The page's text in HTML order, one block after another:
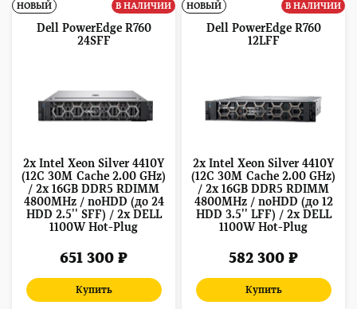
Dell PowerEdge R760
24SFF
2x Intel Xeon Silver 4410Y
(12C 30M Cache 2.00 GHz)
/ 2x 16GB DDR5 RDIMM
4800MHz / noHDD (до 24
HDD 2.5'' SFF) / 2x DELL
1100W Hot-Plug
651 300 ₽
Купить
НОВЫЙ В НАЛИЧИИ
Dell PowerEdge R760
12LFF
2x Intel Xeon Silver 4410Y
(12C 30M Cache 2.00 GHz)
/ 2x 16GB DDR5 RDIMM
4800MHz / noHDD (до 12
HDD 3.5'' LFF) / 2x DELL
1100W Hot-Plug
582 300 ₽
Купить
НОВЫЙ В НАЛИЧИИ